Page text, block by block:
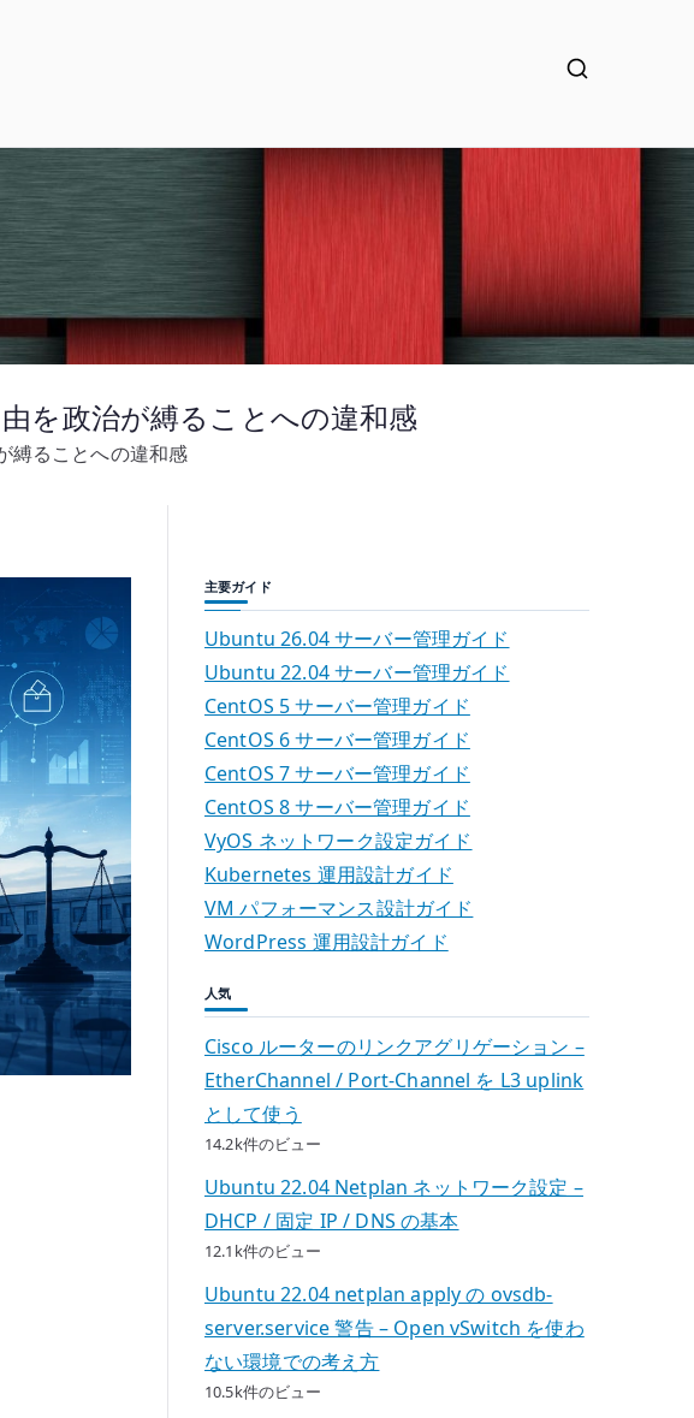
を政治が縛ることへの違和感
縛ることへの違和感
主要ガイド
Ubuntu 26.04 サーバー管理ガイド
Ubuntu 22.04 サーバー管理ガイド
CentOS 5 サーバー管理ガイド
CentOS 6 サーバー管理ガイド
CentOS 7 サーバー管理ガイド
CentOS 8 サーバー管理ガイド
VyOS ネットワーク設定ガイド
Kubernetes 運用設計ガイド
VM パフォーマンス設計ガイド
WordPress 運用設計ガイド
人気
Cisco ルーターのリンクアグリゲーション –
EtherChannel / Port-Channel を L3 uplink
として使う
14.2k件のビュー
Ubuntu 22.04 Netplan ネットワーク設定 –
DHCP / 固定 IP / DNS の基本
12.1k件のビュー
Ubuntu 22.04 netplan apply の ovsdb-
server.service 警告 – Open vSwitch を使わ
ない環境での考え方
10.5k件のビュー